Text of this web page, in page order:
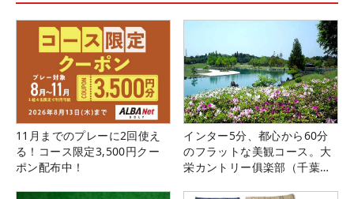
11月までのプレーに2回使え
る！コース限定3,500円クー
ポン配布中！
インター5分、都心から60分
のフラットな美観コース。大
栄カントリー俱楽部（千葉